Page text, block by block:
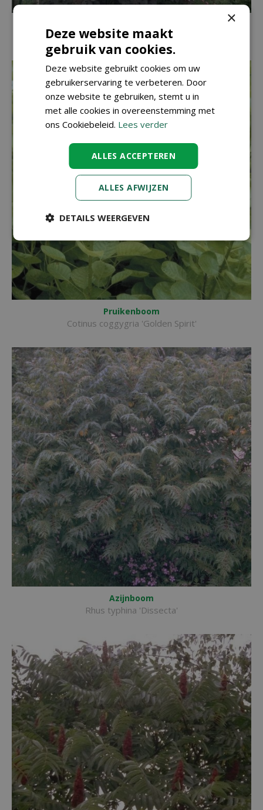
Cotinus coggygria 'Royal Purple'
Pruikenboom
Cotinus coggygria 'Golden Spirit'
Azijnboom
Rhus typhina 'Dissecta'
×
Deze website maakt
gebruik van cookies.
Deze website gebruikt cookies om uw
gebruikerservaring te verbeteren. Door
onze website te gebruiken, stemt u in
met alle cookies in overeenstemming met
ons Cookiebeleid. Lees verder
ALLES ACCEPTEREN
ALLES AFWIJZEN
DETAILS WEERGEVEN